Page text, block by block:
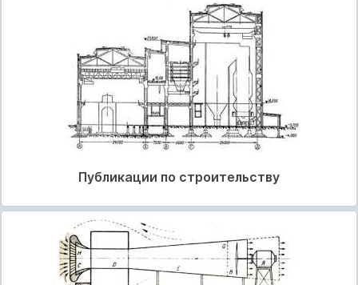
Публикации по строительству